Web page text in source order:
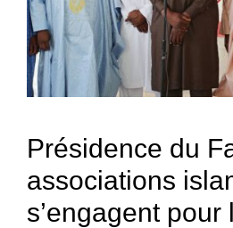
Présidence du
associations
s’engagent pour